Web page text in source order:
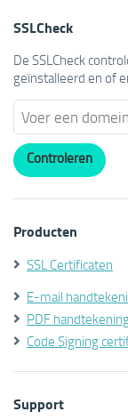
SSLCheck
De SSLCheck
geïnstalleerd en of
Producten
SSL Certificaten
E-mail
PDF
Code Signing
Support